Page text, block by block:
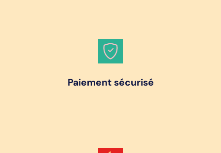
Paiement sécurisé